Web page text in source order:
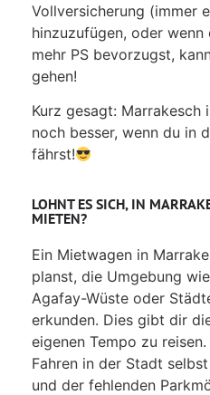
Vollversicherung (immer
hinzuzufügen, oder
mehr PS bevorzugst,
gehen!
Kurz gesagt: Marrakesch
noch besser, wenn du in
fährst!
LOHNT ES SICH, IN
MIETEN?
Ein Mietwagen in
planst, die Umgebung
Agafay-Wüste oder
erkunden. Dies gibt dir
eigenen Tempo zu
Fahren in der Stadt
und der fehlenden